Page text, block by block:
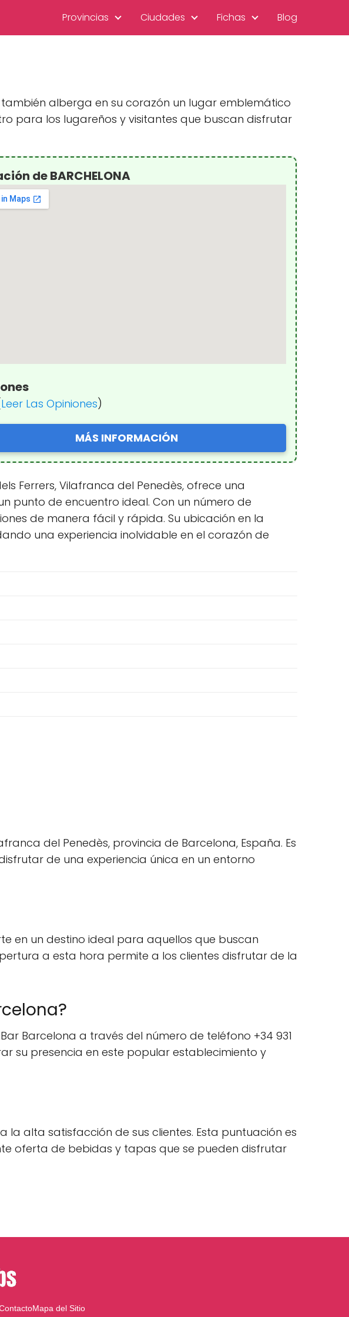
Provincias Ciudades Fichas Blog
alberga en su corazón un lugar emblemático
para los lugareños y visitantes que buscan disfrutar
de BARCHELONA
Leer Las Opiniones)
MÁS INFORMACIÓN
Ferrers, Vilafranca del Penedès, ofrece una
punto de encuentro ideal. Con un número de
de manera fácil y rápida. Su ubicación en la
una experiencia inolvidable en el corazón de
del Penedès, provincia de Barcelona, España. Es
de una experiencia única en un entorno
en un destino ideal para aquellos que buscan
a esta hora permite a los clientes disfrutar de la
Barcelona a través del número de teléfono +34 931
su presencia en este popular establecimiento y
la alta satisfacción de sus clientes. Esta puntuación es
oferta de bebidas y tapas que se pueden disfrutar
Mapa del Sitio